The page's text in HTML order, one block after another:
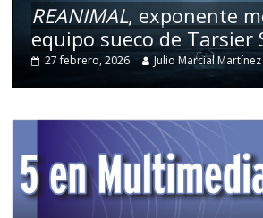
REANIMAL, exponente
equipo sueco de Tarsier
27 febrero, 2026 Julio Marcial